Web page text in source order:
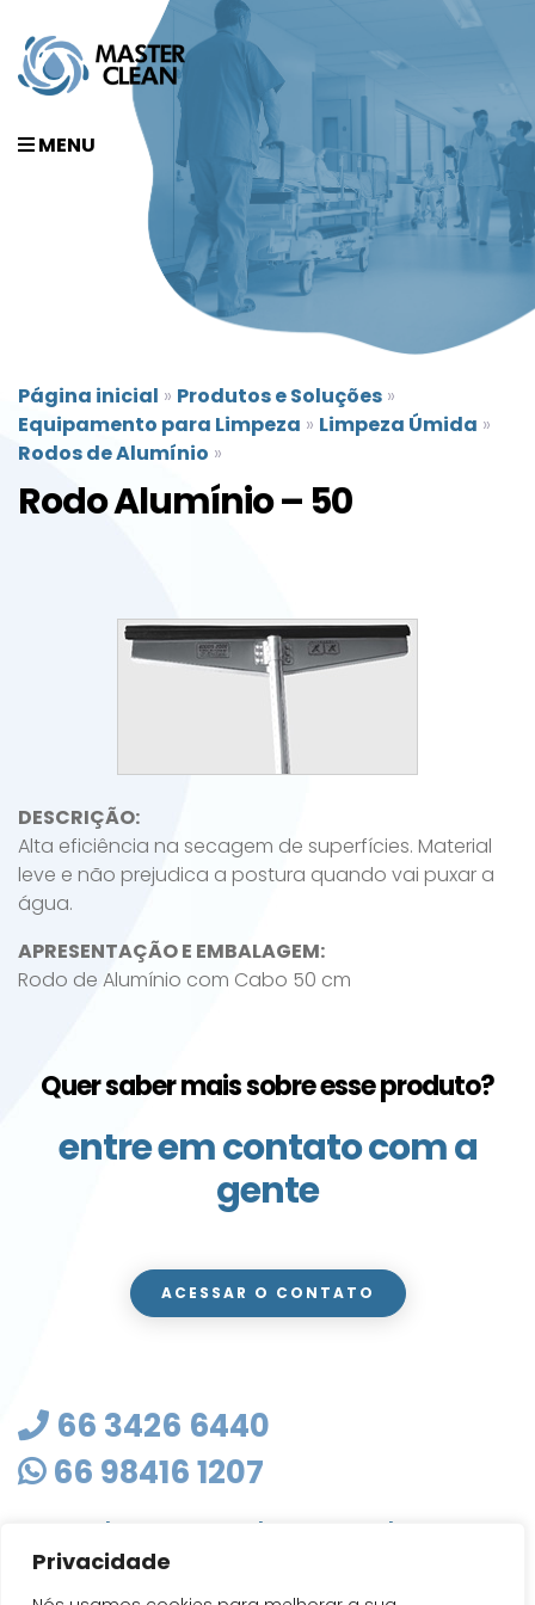
Privacidade
MENU
Página inicial » Produtos e Soluções »
Equipamento para Limpeza » Limpeza Úmida »
Rodos de Alumínio »
Rodo Alumínio – 50
DESCRIÇÃO:
Alta eficiência na secagem de superfícies. Material
leve e não prejudica a postura quando vai puxar a
água.
APRESENTAÇÃO E EMBALAGEM:
Rodo de Alumínio com Cabo 50 cm
Quer saber mais sobre esse produto?
entre em contato com a
gente
ACESSAR O CONTATO
66 3426 6440
66 98416 1207
masterclean@mastercleanmt.com.br
Rua Sete de Setembro, 103 - Vila Birigui